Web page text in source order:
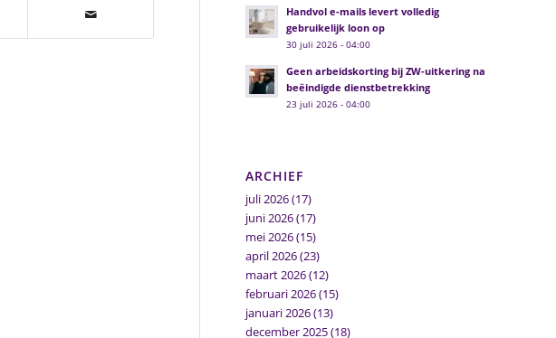
Handvol e-mails levert volledig
gebruikelijk loon op
30 juli 2026 - 04:00
Geen arbeidskorting bij ZW-uitkering na
beëindigde dienstbetrekking
23 juli 2026 - 04:00
ARCHIEF
juli 2026(17)
juni 2026(17)
mei 2026(15)
april 2026(23)
maart 2026(12)
februari 2026(15)
januari 2026(13)
december 2025(18)